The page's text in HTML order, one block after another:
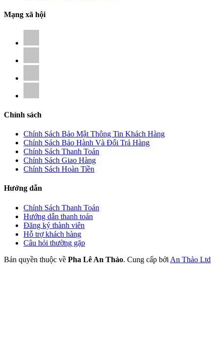
Mạng xã hội
Chính sách
Chính Sách Bảo Mật Thông Tin Khách Hàng
Chính Sách Bảo Hành Và Đổi Trả Hàng
Chính Sách Thanh Toán
Chính Sách Giao Hàng
Chính Sách Hoàn Tiền
Hướng dẫn
Chính Sách Thanh Toán
Hướng dẫn thanh toán
Đăng ký thành viên
Hỗ trợ khách hàng
Câu hỏi thường gặp
Bản quyền thuộc về Pha Lê An Thảo. Cung cấp bởi An Thảo Ltd